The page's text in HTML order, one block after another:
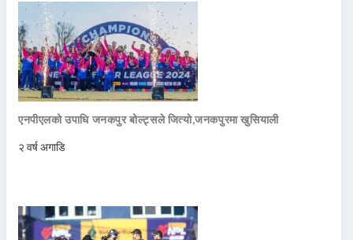
एनपीएलको उपाधि जनकपुर बोल्ट्सले जित्याे,जनकपुरमा खुसियाली
२ वर्ष अगाडि